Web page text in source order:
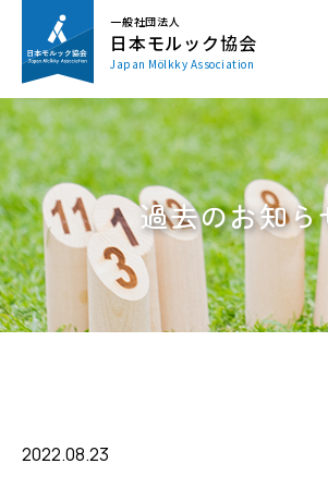
一般社団法人
日本モルック協会
Japan Mölkky Association
過去のお知ら
2022.08.23